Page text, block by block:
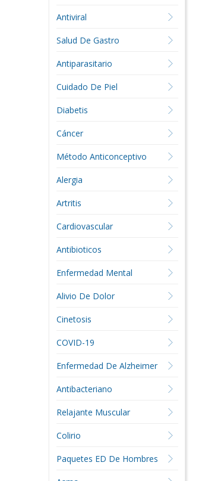
Antiviral
Salud De Gastro
Antiparasitario
Cuidado De Piel
Diabetis
Cáncer
Método Anticonceptivo
Alergia
Artritis
Cardiovascular
Antibioticos
Enfermedad Mental
Alivio De Dolor
Cinetosis
COVID-19
Enfermedad De Alzheimer
Antibacteriano
Relajante Muscular
Colirio
Paquetes ED De Hombres